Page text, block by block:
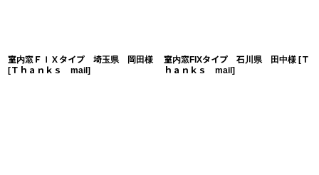
室内窓ＦＩＸタイプ 埼玉県 岡田様
[Ｔｈａｎｋｓ mail ]
室内窓FIXタイプ 石川県 田中様 [Ｔ
ｈａｎｋｓ mail ]